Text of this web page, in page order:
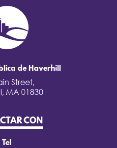
de Haverhill
Street,
MA 01830
CON
Tel